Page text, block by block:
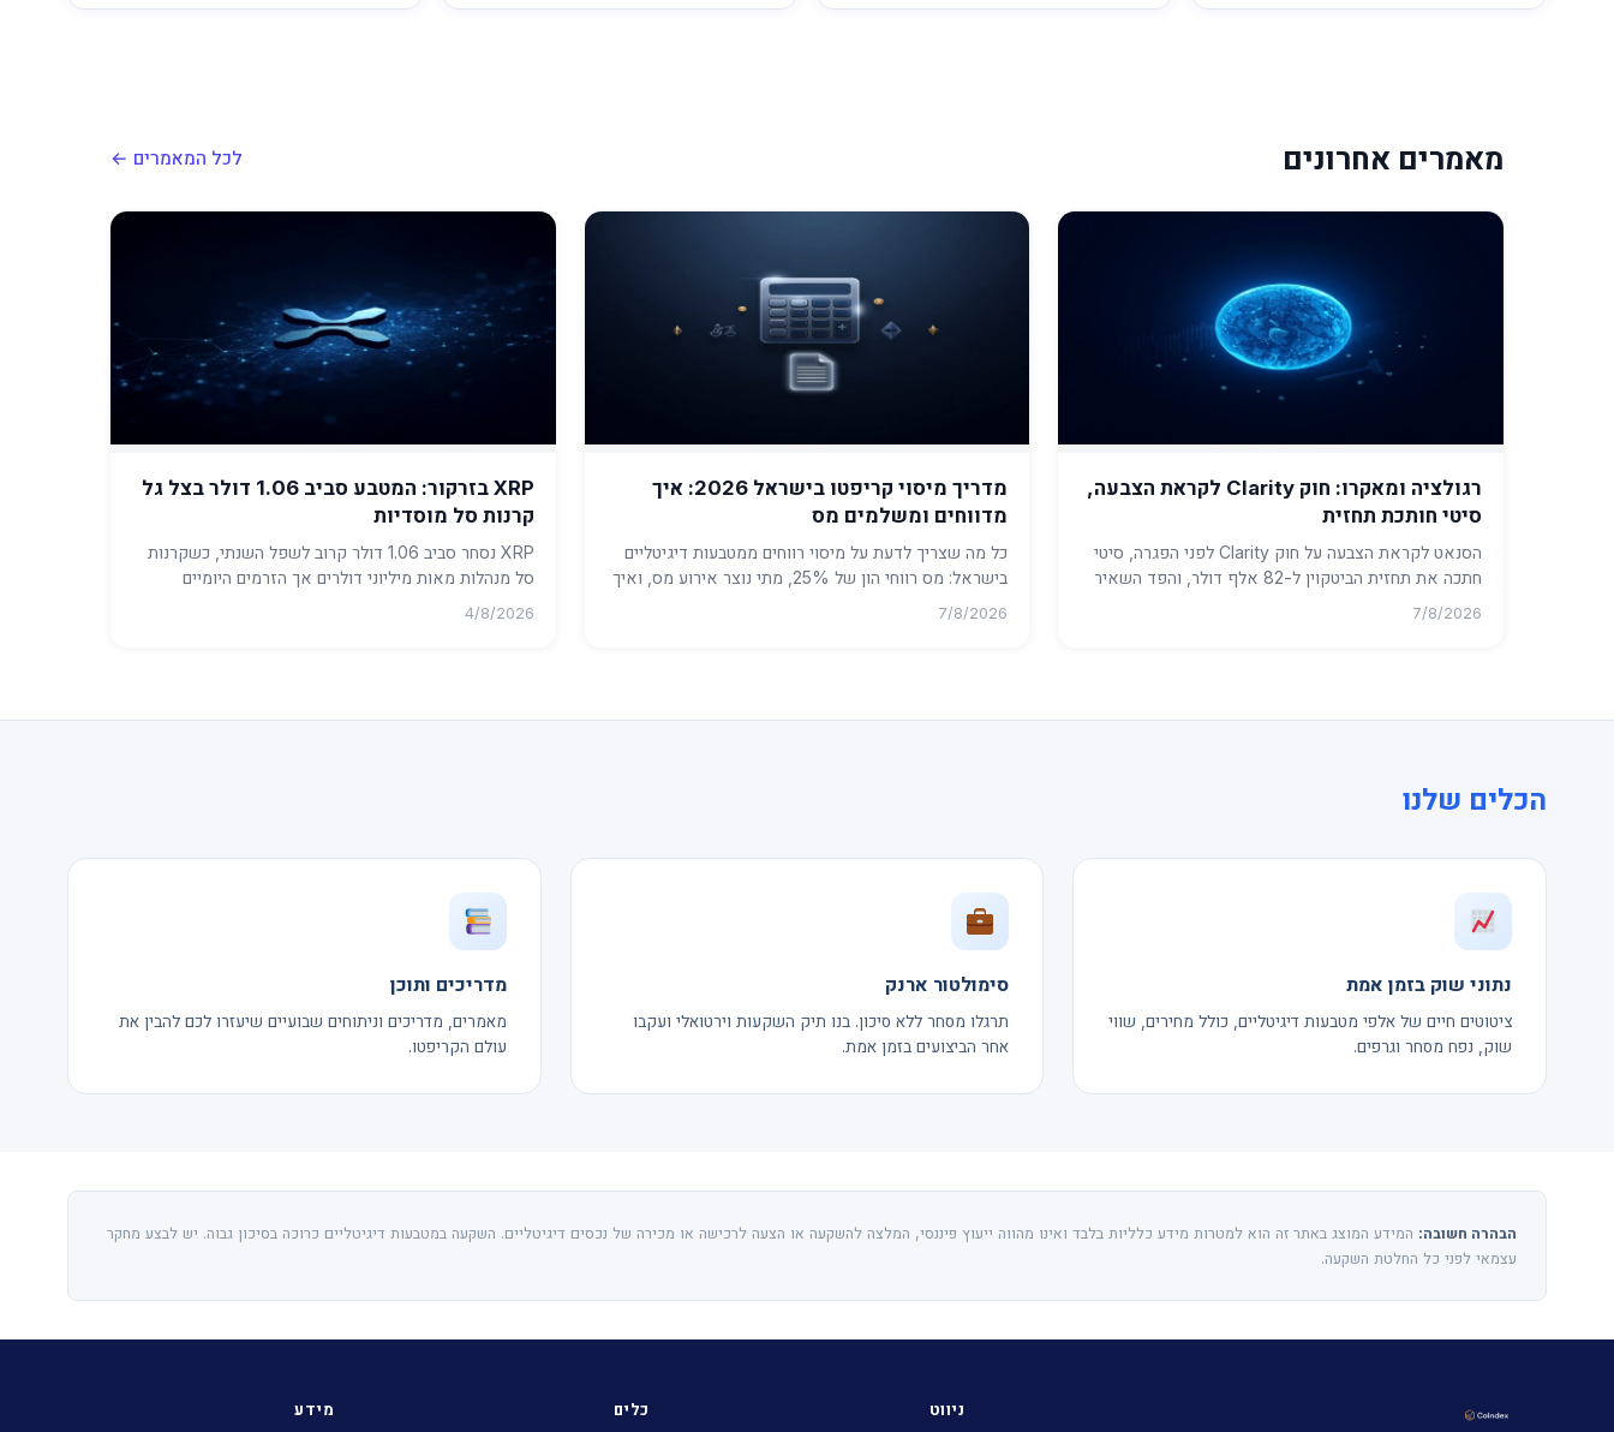
מאמרים אחרונים לכל המאמרים ←
רגולציה ומאקרו: חוק Clarity לקראת הצבעה,
סיטי חותכת תחזית
הסנאט לקראת הצבעה על חוק Clarity לפני הפגרה, סיטי
חתכה את תחזית הביטקוין ל-82 אלף דולר, והפד השאיר
את הריבית ללא שינוי. ...
7/8/2026
מדריך מיסוי קריפטו בישראל 2026: איך
מדווחים ומשלמים מס
כל מה שצריך לדעת על מיסוי רווחים ממטבעות דיגיטליים
בישראל: מס רווחי הון של 25%, מתי נוצר אירוע מס, ואיך
מחשבים ומדווחים ...
7/8/2026
XRP בזרקור: המטבע סביב 1.06 דולר בצל גל
קרנות סל מוסדיות
XRP נסחר סביב 1.06 דולר קרוב לשפל השנתי, כשקרנות
סל מנהלות מאות מיליוני דולרים אך הזרמים היומיים
נחלשים. ...
4/8/2026
הכלים שלנו
נתוני שוק בזמן אמת
ציטוטים חיים של אלפי מטבעות דיגיטליים, כולל מחירים, שווי
שוק, נפח מסחר וגרפים.
סימולטור ארנק
תרגלו מסחר ללא סיכון. בנו תיק השקעות וירטואלי ועקבו
אחר הביצועים בזמן אמת.
מדריכים ותוכן
מאמרים, מדריכים וניתוחים שבועיים שיעזרו לכם להבין את
עולם הקריפטו.
הבהרה חשובה: המידע המוצג באתר זה הוא למטרות מידע כלליות בלבד ואינו מהווה ייעוץ פיננסי, המלצה להשקעה או הצעה לרכישה או מכירה של נכסים דיגיטליים. השקעה במטבעות דיגיטליים כרוכה בסיכון גבוה. יש לבצע מחקר
עצמאי לפני כל החלטת השקעה.
ניווט כלים מידע